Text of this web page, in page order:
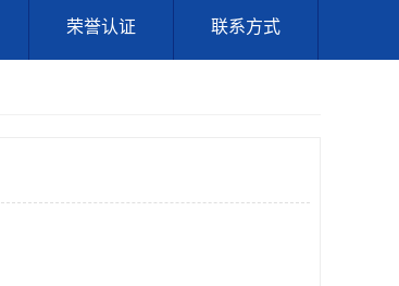
荣誉认证 联系方式